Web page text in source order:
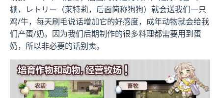
棚，レトリー（莱特莉，后面简称狗狗）就会送我们一只
鸡/牛，每天刷毛说话增加它的好感度，成年动物就会给我
们产蛋/奶。因为我们后期制作的很多料理都需要用到蛋
奶，所以非必要的话别卖。